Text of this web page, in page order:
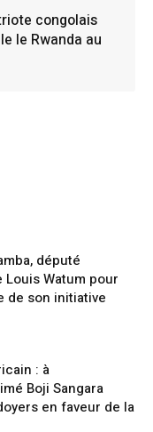
congolais
le Rwanda au
député
Watum pour
de son initiative
: à
Boji Sangara
en faveur de la